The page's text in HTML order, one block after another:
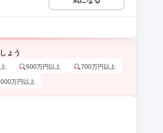
ょう
600万円以上 700万円以上
万円以上